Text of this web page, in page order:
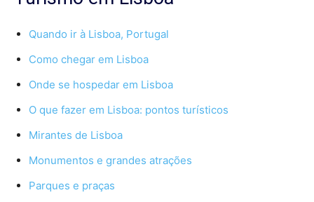
Quando ir à Lisboa, Portugal
Como chegar em Lisboa
Onde se hospedar em Lisboa
O que fazer em Lisboa: pontos turísticos
Mirantes de Lisboa
Monumentos e grandes atrações
Parques e praças